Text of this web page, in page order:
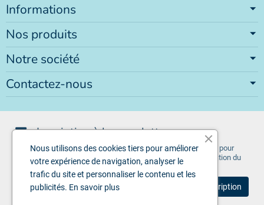
Informations
Nos produits
Notre société
Contactez-nous
Inscription à la newsletter
Vous pouvez vous désinscrire à tout moment. Vous trouverez pour
cela nos informations de contact dans les conditions d'utilisation du
Nous utilisons des cookies tiers pour améliorer
votre expérience de navigation, analyser le
trafic du site et personnaliser le contenu et les
publicités. En savoir plus